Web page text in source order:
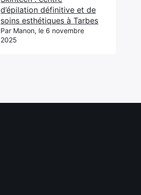
d’épilation définitive et de
soins esthétiques à Tarbes
Par Manon, le 6 novembre
2025